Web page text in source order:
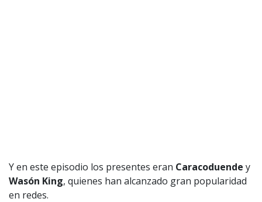
Y en este episodio los presentes eran Caracoduende y
Wasón King, quienes han alcanzado gran popularidad
en redes.